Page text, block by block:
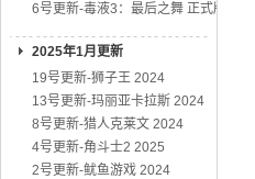
6号更新-毒液3：最后之舞 正式版
2025年1月更新
19号更新-狮子王 2024
13号更新-玛丽亚卡拉斯 2024
8号更新-猎人克莱文 2024
4号更新-角斗士2 2025
2号更新-鱿鱼游戏 2024